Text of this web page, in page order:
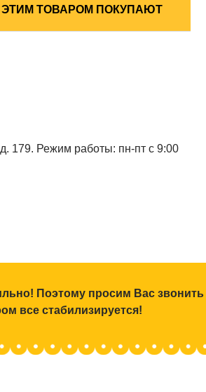
ЭТИМ ТОВАРОМ ПОКУПАЮТ
179. Режим работы: пн-пт с 9:00
Поэтому просим Вас звонить
все стабилизируется!